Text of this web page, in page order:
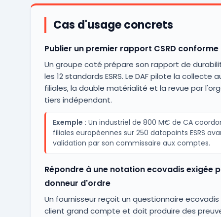
Cas d'usage concrets
Publier un premier rapport CSRD conforme
Un groupe coté prépare son rapport de
les 12 standards ESRS. Le DAF pilote la collecte
filiales, la double matérialité et la revue par
tiers indépendant.
Exemple : Un industriel de 800 M€ de CA
filiales européennes sur 250 datapoints ESRS
validation par son commissaire aux comptes.
Répondre à une notation ecovadis exigée
donneur d'ordre
Un fournisseur reçoit un questionnaire
client grand compte et doit produire des